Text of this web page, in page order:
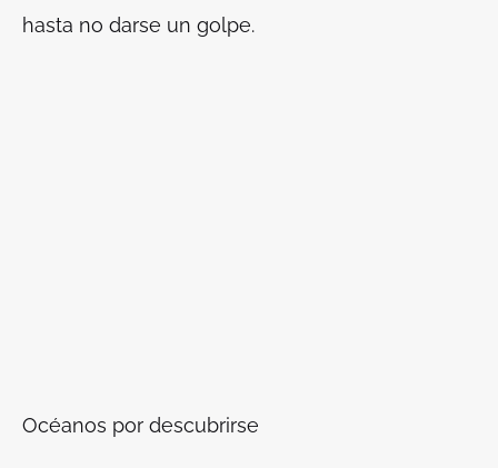
hasta no darse un golpe.
Océanos por descubrirse